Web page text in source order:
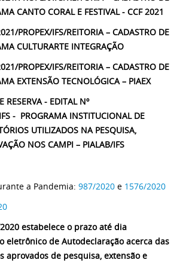
CANTO CORAL E FESTIVAL - CCF 2021
PROPEX/IFS/REITORIA – CADASTRO DE
CULTURARTE INTEGRAÇÃO
PROPEX/IFS/REITORIA – CADASTRO DE
EXTENSÃO TECNOLÓGICA – PIAEX
RESERVA - EDITAL Nº
- PROGRAMA INSTITUCIONAL DE
UTILIZADOS NA PESQUISA,
NOS CAMPI – PIALAB/IFS
a Pandemia: 987/2020 e 1576/2020
estabelece o prazo até dia
eletrônico de Autodeclaração acerca das
aprovados de pesquisa, extensão e